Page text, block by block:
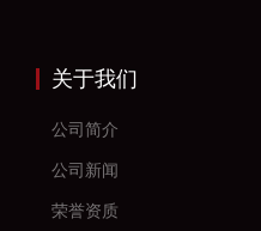
关于我们
公司简介
公司新闻
荣誉资质